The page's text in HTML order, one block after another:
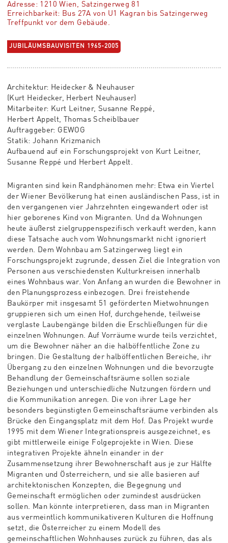
Adresse: 1210 Wien, Satzingerweg 81
Erreichbarkeit: Bus 27A von U1 Kagran bis Satzingerweg
Treffpunkt vor dem Gebäude.
JUBILÄUMSBAUVISITEN 1965-2005
Architektur: Heidecker & Neuhauser
(Kurt Heidecker, Herbert Neuhauser)
Mitarbeiter: Kurt Leitner, Susanne Reppé,
Herbert Appelt, Thomas Scheiblbauer
Auftraggeber: GEWOG
Statik: Johann Krizmanich
Aufbauend auf ein Forschungsprojekt von Kurt Leitner,
Susanne Reppé und Herbert Appelt.
Migranten sind kein Randphänomen mehr: Etwa ein Viertel
der Wiener Bevölkerung hat einen ausländischen Pass, ist in
den vergangenen vier Jahrzehnten eingewandert oder ist
hier geborenes Kind von Migranten. Und da Wohnungen
heute äußerst zielgruppenspezifisch verkauft werden, kann
diese Tatsache auch vom Wohnungsmarkt nicht ignoriert
werden. Dem Wohnbau am Satzingerweg liegt ein
Forschungsprojekt zugrunde, dessen Ziel die Integration von
Personen aus verschiedensten Kulturkreisen innerhalb
eines Wohnbaus war. Von Anfang an wurden die Bewohner in
den Planungsprozess einbezogen. Drei freistehende
Baukörper mit insgesamt 51 geförderten Mietwohnungen
gruppieren sich um einen Hof, durchgehende, teilweise
verglaste Laubengänge bilden die Erschließungen für die
einzelnen Wohnungen. Auf Vorräume wurde teils verzichtet,
um die Bewohner näher an die halböffentliche Zone zu
bringen. Die Gestaltung der halböffentlichen Bereiche, ihr
Übergang zu den einzelnen Wohnungen und die bevorzugte
Behandlung der Gemeinschaftsräume sollen soziale
Beziehungen und unterschiedliche Nutzungen fördern und
die Kommunikation anregen. Die von ihrer Lage her
besonders begünstigten Gemeinschaftsräume verbinden als
Brücke den Eingangsplatz mit dem Hof. Das Projekt wurde
1995 mit dem Wiener Integrationspreis ausgezeichnet, es
gibt mittlerweile einige Folgeprojekte in Wien. Diese
integrativen Projekte ähneln einander in der
Zusammensetzung ihrer Bewohnerschaft aus je zur Hälfte
Migranten und Österreichern, und sie alle basieren auf
architektonischen Konzepten, die Begegnung und
Gemeinschaft ermöglichen oder zumindest ausdrücken
sollen. Man könnte interpretieren, dass man in Migranten
aus vermeintlich kommunikativeren Kulturen die Hoffnung
setzt, die Österreicher zu einem Modell des
gemeinschaftlichen Wohnhauses zurück zu führen, das als